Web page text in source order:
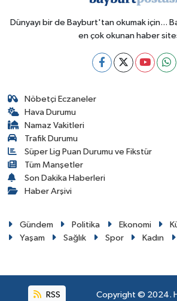
Dünyayı bir de Bayburt'tan okumak için...
en çok okunan haber
Nöbetçi Eczaneler
Hava Durumu
Namaz Vakitleri
Trafik Durumu
Süper Lig Puan Durumu ve Fikstür
Tüm Manşetler
Son Dakika Haberleri
Haber Arşivi
Gündem Politika Ekonomi
Yaşam
Sağlık Spor Kadın
RSS Copyright © 2024.